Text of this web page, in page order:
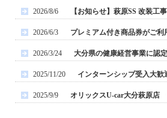
2026/8/6 【お知らせ】萩原SS 改装工
2026/6/3 プレミアム付き商品券がご利
2026/3/24 大分県の健康経営事業に認
2025/11/20 インターンシップ受入大歓
2025/9/9 オリックスU-car大分萩原店